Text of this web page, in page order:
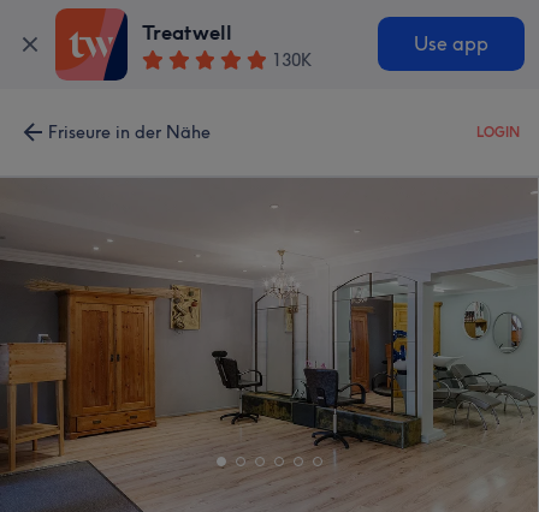
Treatwell
130K
Use app
Friseure in der Nähe LOGIN